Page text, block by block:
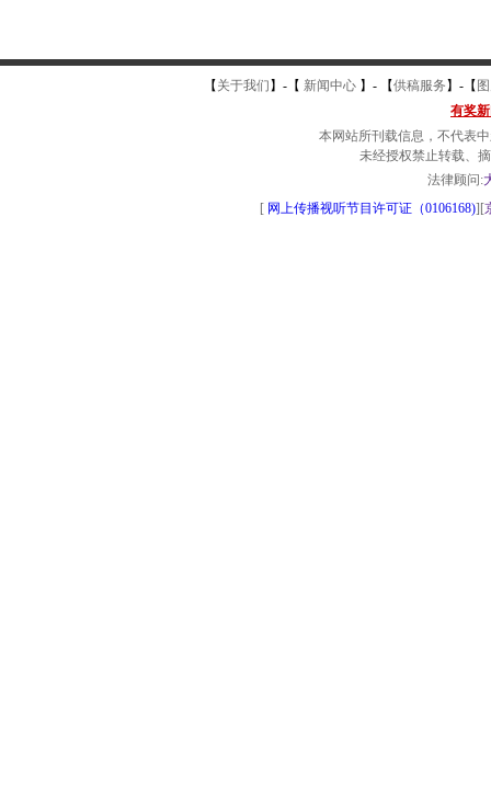
【 关于我们 】-【 新闻中心 】- 【供稿服务 】-【
有奖
本网站所刊载信息，不代表
未经授权禁止转载、
法律顾问:
[ 网上传播视听节目许可证（0106168)][